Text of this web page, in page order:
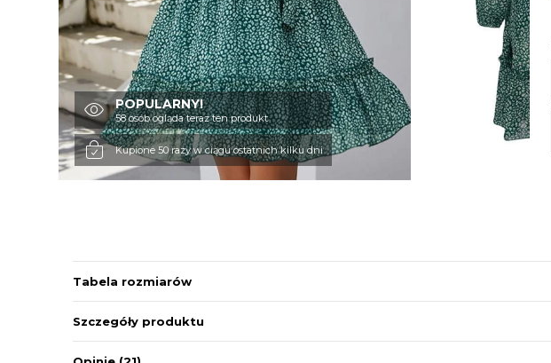
POPULARNY!
58 osób ogląda teraz ten produkt
Kupione 50 razy w ciągu ostatnich kilku dni
Tabela rozmiarów
Szczegóły produktu